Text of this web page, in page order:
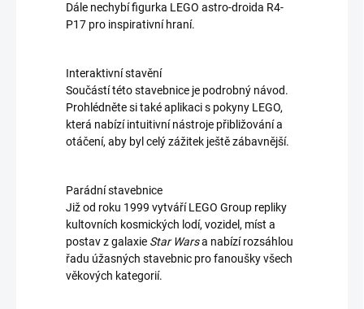
Dále nechybí figurka LEGO astro-droida R4-
P17 pro inspirativní hraní.
Interaktivní stavění
Součástí této stavebnice je podrobný návod.
Prohlédněte si také aplikaci s pokyny LEGO,
která nabízí intuitivní nástroje přibližování a
otáčení, aby byl celý zážitek ještě zábavnější.
Parádní stavebnice
Již od roku 1999 vytváří LEGO Group repliky
kultovních kosmických lodí, vozidel, míst a
postav z galaxie Star Warsa nabízí rozsáhlou
řadu úžasných stavebnic pro fanoušky všech
věkových kategorií.